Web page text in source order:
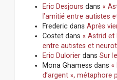
Eric Desjours dans «
l’amitié entre autistes
Frederic dans Après
Costet dans « Astrid et
entre autistes et
Eric Dulorier dans Sur
Mona Ghamess dans «
d’argent », métaphore